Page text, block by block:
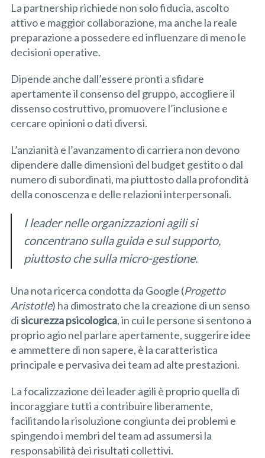
La partnership richiede non solo fiducia, ascolto
attivo e maggior collaborazione, ma anche la reale
preparazione a possedere ed influenzare di meno le
decisioni operative.
Dipende anche dall’essere pronti a sfidare
apertamente il consenso del gruppo, accogliere il
dissenso costruttivo, promuovere l’inclusione e
cercare opinioni o dati diversi.
L’anzianità e l’avanzamento di carriera non devono
dipendere dalle dimensioni del budget gestito o dal
numero di subordinati, ma piuttosto dalla profondità
della conoscenza e delle relazioni interpersonali.
I leader nelle organizzazioni agili si
concentrano sulla guida e sul supporto,
piuttosto che sulla micro-gestione.
Una nota ricerca condotta da Google (Progetto
Aristotle) ha dimostrato che la creazione di un senso
disicurezza psicologica, in cui le persone si sentono a
proprio agio nel parlare apertamente, suggerire idee
e ammettere di non sapere, è la caratteristica
principale e pervasiva dei team ad alte prestazioni.
La focalizzazione dei leader agili è proprio quella di
incoraggiare tutti a contribuire liberamente,
facilitando la risoluzione congiunta dei problemi e
spingendo i membri del team ad assumersi la
responsabilità dei risultati collettivi.